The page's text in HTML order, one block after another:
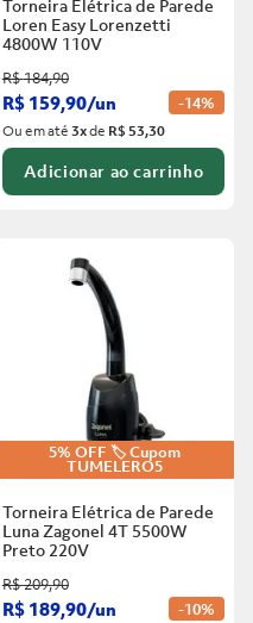
Torneira Elétrica de Parede
Loren Easy Lorenzetti
4800W 110V
R$184,90
R$ 159,90/un -14%
Ou em até3xde R$ 53,30
Adicionar ao carrinho
5% OFF 🏷️ Cupom
TUMELERO5
Torneira Elétrica de Parede
Luna Zagonel 4T 5500W
Preto 220V
R$209,90
R$ 189,90/un -10%